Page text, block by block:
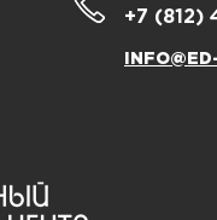
+7 (812)